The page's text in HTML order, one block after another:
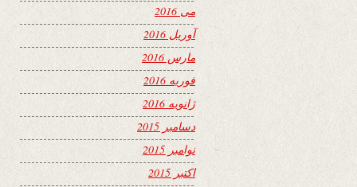
می 2016
آوریل 2016
مارس 2016
فوریه 2016
ژانویه 2016
دسامبر 2015
نوامبر 2015
اکتبر 2015